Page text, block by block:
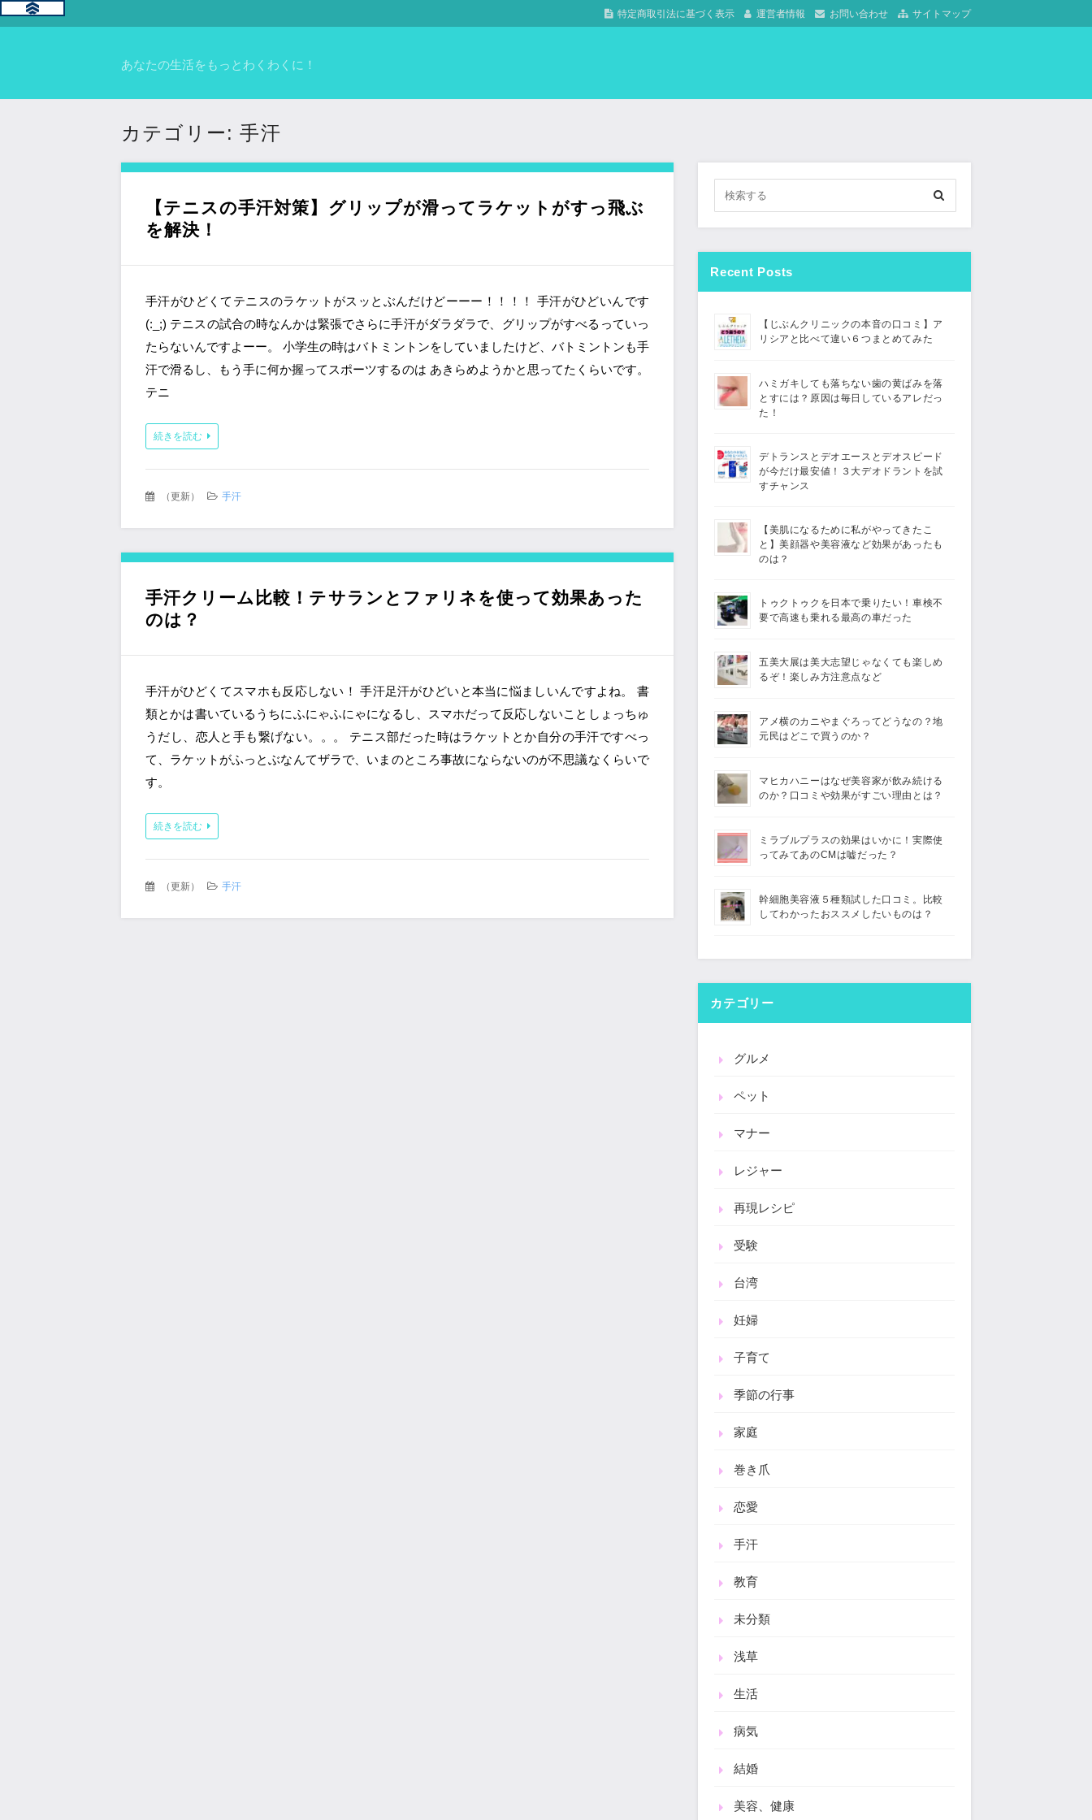
特定商取引法に基づく表示 運営者情報 お問い合わせ サイトマップ
あなたの生活をもっとわくわくに！
カテゴリー:手汗
【テニスの手汗対策】グリップが滑ってラケットがすっ飛ぶ
を解決！
手汗がひどくてテニスのラケットがスッとぶんだけどーーー！！！！ 手汗がひどいんです
(:_;) テニスの試合の時なんかは緊張でさらに手汗がダラダラで、グリップがすべるっていっ
たらないんですよーー。 小学生の時はバトミントンをしていましたけど、バトミントンも手
汗で滑るし、もう手に何か握ってスポーツするのは あきらめようかと思ってたくらいです。
テニ
続きを読む
（更新） 手汗
手汗クリーム比較！テサランとファリネを使って効果あった
のは？
手汗がひどくてスマホも反応しない！ 手汗足汗がひどいと本当に悩ましいんですよね。 書
類とかは書いているうちにふにゃふにゃになるし、スマホだって反応しないことしょっちゅ
うだし、恋人と手も繋げない。。。 テニス部だった時はラケットとか自分の手汗ですべっ
て、ラケットがふっとぶなんてザラで、いまのところ事故にならないのが不思議なくらいで
す。
続きを読む
（更新） 手汗
Recent Posts
【じぶんクリニックの本音の口コミ】ア
リシアと比べて違い６つまとめてみた
ハミガキしても落ちない歯の黄ばみを落
とすには？原因は毎日しているアレだっ
た！
デトランスとデオエースとデオスピード
が今だけ最安値！３大デオドラントを試
すチャンス
【美肌になるために私がやってきたこ
と】美顔器や美容液など効果があったも
のは？
トゥクトゥクを日本で乗りたい！車検不
要で高速も乗れる最高の車だった
五美大展は美大志望じゃなくても楽しめ
るぞ！楽しみ方注意点など
アメ横のカニやまぐろってどうなの？地
元民はどこで買うのか？
マヒカハニーはなぜ美容家が飲み続ける
のか？口コミや効果がすごい理由とは？
ミラブルプラスの効果はいかに！実際使
ってみてあのCMは嘘だった？
幹細胞美容液５種類試した口コミ。比較
してわかったおススメしたいものは？
カテゴリー
グルメ
ペット
マナー
レジャー
再現レシピ
受験
台湾
妊婦
子育て
季節の行事
家庭
巻き爪
恋愛
手汗
教育
未分類
浅草
生活
病気
結婚
美容、健康